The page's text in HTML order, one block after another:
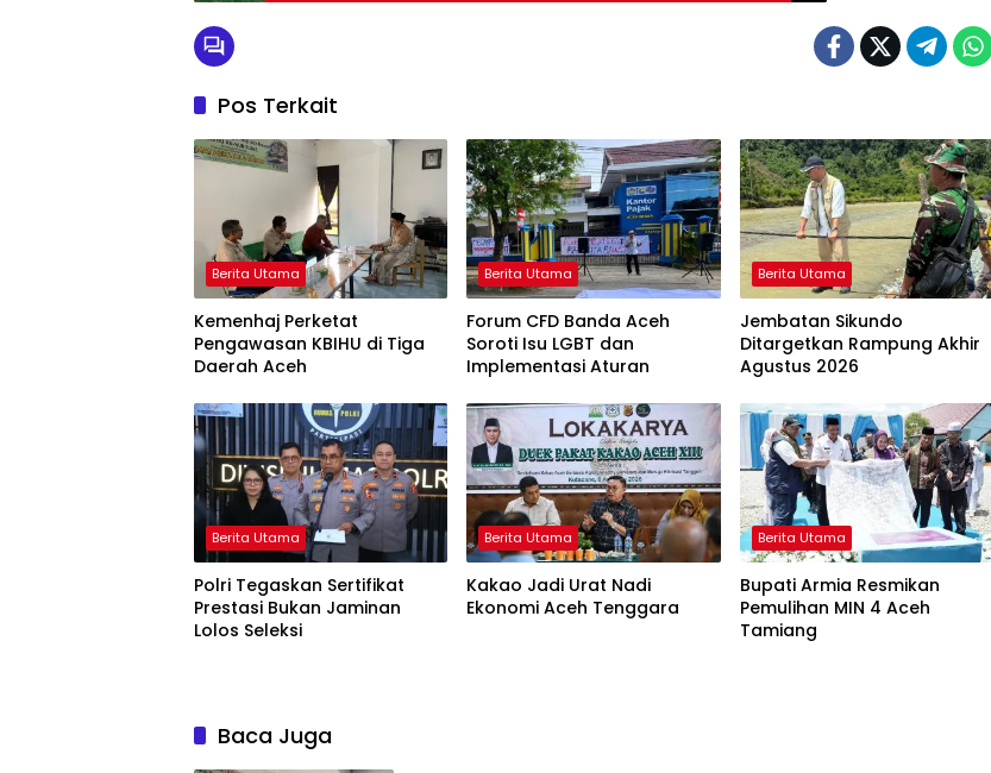
Pos Terkait
Berita Utama
Kemenhaj Perketat
Pengawasan KBIHU di Tiga
Daerah Aceh
Berita Utama
Forum CFD Banda Aceh
Soroti Isu LGBT dan
Implementasi Aturan
Berita Utama
Jembatan Sikundo
Ditargetkan Rampung Akhir
Agustus 2026
Berita Utama
Polri Tegaskan Sertifikat
Prestasi Bukan Jaminan
Lolos Seleksi
Berita Utama
Kakao Jadi Urat Nadi
Ekonomi Aceh Tenggara
Berita Utama
Bupati Armia Resmikan
Pemulihan MIN 4 Aceh
Tamiang
Baca Juga